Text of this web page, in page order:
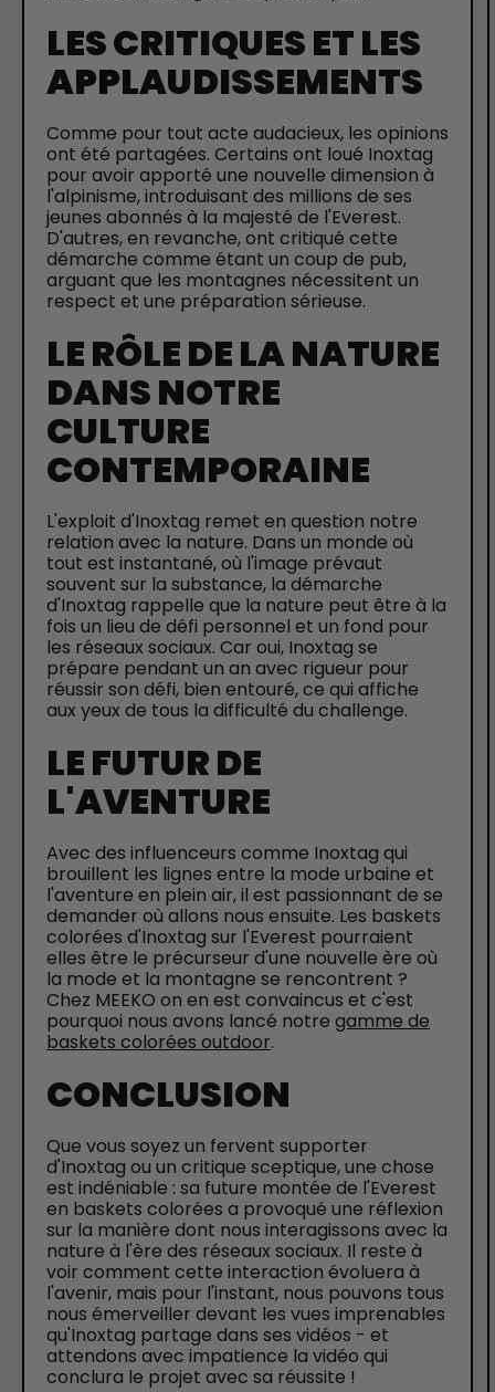
LES CRITIQUES ET LES
APPLAUDISSEMENTS
Comme pour tout acte audacieux, les opinions
ont été partagées. Certains ont loué Inoxtag
pour avoir apporté une nouvelle dimension à
l'alpinisme, introduisant des millions de ses
jeunes abonnés à la majesté de l'Everest.
D'autres, en revanche, ont critiqué cette
démarche comme étant un coup de pub,
arguant que les montagnes nécessitent un
respect et une préparation sérieuse.
LE RÔLE DE LA NATURE
DANS NOTRE
CULTURE
CONTEMPORAINE
L'exploit d'Inoxtag remet en question notre
relation avec la nature. Dans un monde où
tout est instantané, où l'image prévaut
souvent sur la substance, la démarche
d'Inoxtag rappelle que la nature peut être à la
fois un lieu de défi personnel et un fond pour
les réseaux sociaux. Car oui, Inoxtag se
prépare pendant un an avec rigueur pour
réussir son défi, bien entouré, ce qui affiche
aux yeux de tous la difficulté du challenge.
LE FUTUR DE
L'AVENTURE
Avec des influenceurs comme Inoxtag qui
brouillent les lignes entre la mode urbaine et
l'aventure en plein air, il est passionnant de se
demander où allons nous ensuite. Les baskets
colorées d'Inoxtag sur l'Everest pourraient
elles être le précurseur d'une nouvelle ère où
la mode et la montagne se rencontrent ?
Chez MEEKO on en est convaincus et c'est
pourquoi nous avons lancé notre gamme de
baskets colorées outdoor.
CONCLUSION
Que vous soyez un fervent supporter
d'Inoxtag ou un critique sceptique, une chose
est indéniable : sa future montée de l'Everest
en baskets colorées a provoqué une réflexion
sur la manière dont nous interagissons avec la
nature à l'ère des réseaux sociaux. Il reste à
voir comment cette interaction évoluera à
l'avenir, mais pour l'instant, nous pouvons tous
nous émerveiller devant les vues imprenables
qu'Inoxtag partage dans ses vidéos - et
attendons avec impatience la vidéo qui
conclura le projet avec sa réussite !